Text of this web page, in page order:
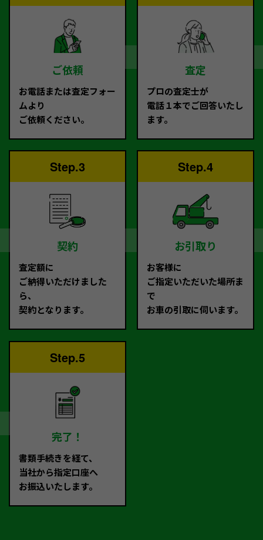
ご依頼
お電話または査定フォー
ムより
ご依頼ください。
査定
プロの査定士が
電話１本でご回答いたし
ます。
Step.3
契約
査定額に
ご納得いただけました
ら、
契約となります。
Step.4
お引取り
お客様に
ご指定いただいた場所ま
で
お車の引取に伺います。
Step.5
完了！
書類手続きを経て、
当社から指定口座へ
お振込いたします。